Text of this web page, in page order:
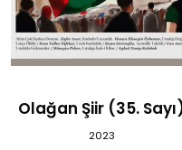
Olağan Şiir (35.
2023